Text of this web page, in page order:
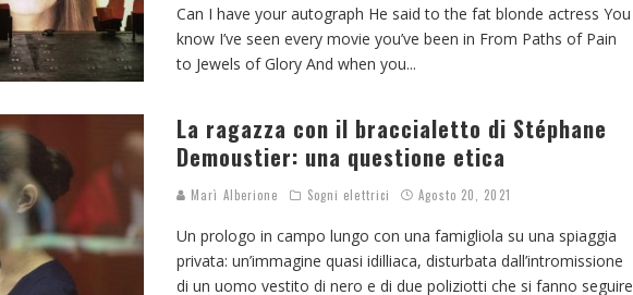
Can I have your autograph He said to the fat blonde actress You
know I’ve seen every movie you’ve been in From Paths of Pain
to Jewels of Glory And when you...
La ragazza con il braccialetto di Stéphane
Demoustier: una questione etica
Marì Alberione Sogni elettrici Agosto 20, 2021
Un prologo in campo lungo con una famigliola su una spiaggia
privata: un’immagine quasi idilliaca, disturbata dall’intromissione
di un uomo vestito di nero e di due poliziotti che si fanno seguire